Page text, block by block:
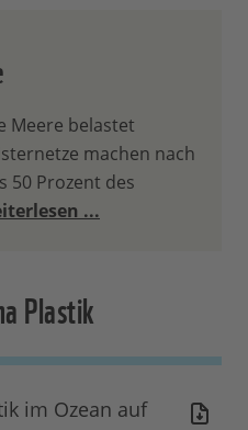
Meere belastet
machen nach
50 Prozent des
...
Plastik
im Ozean auf